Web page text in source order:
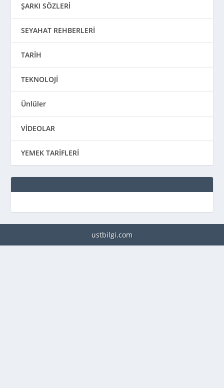
ŞARKI SÖZLERİ
SEYAHAT REHBERLERİ
TARİH
TEKNOLOJİ
Ünlüler
VİDEOLAR
YEMEK TARİFLERİ
ustbilgi.com